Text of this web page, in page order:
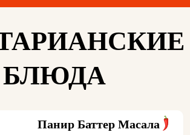
БЛЮДА
Панир Баттер Масала